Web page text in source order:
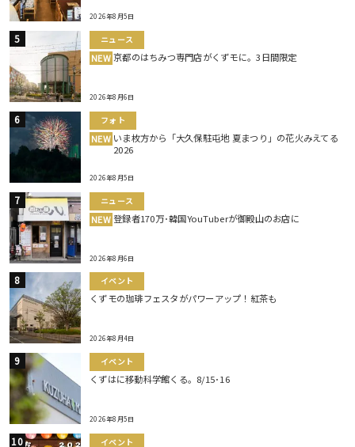
2026年8月5日
ニュース
NEW 京都のはちみつ専門店がくずモに。3日間限定
2026年8月6日
フォト
NEW いま枚方から「大久保駐屯地 夏まつり」の花火みえてる
2026
2026年8月5日
ニュース
NEW 登録者170万･韓国YouTuberが御殿山のお店に
2026年8月6日
イベント
くずモの珈琲フェスタがパワーアップ！紅茶も
2026年8月4日
イベント
くずはに移動科学館くる。8/15･16
2026年8月5日
イベント